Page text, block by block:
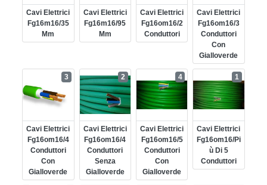
Cavi Elettrici
Fg16m16/35
Mm
Cavi Elettrici
Fg16m16/95
Mm
Cavi Elettrici
Fg16om16/2
Conduttori
Cavi Elettrici
Fg16om16/3
Conduttori
Con
Gialloverde
Cavi Elettrici
Fg16om16/4
Conduttori
Con
Gialloverde
3
Cavi Elettrici
Fg16om16/4
Conduttori
Senza
Gialloverde
2
Cavi Elettrici
Fg16om16/5
Conduttori
Con
Gialloverde
4
Cavi Elettrici
Fg16om16/pi
Ù Di 5
Conduttori
1